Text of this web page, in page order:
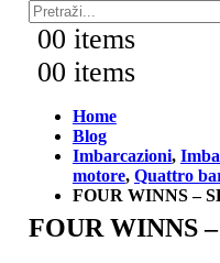
00 items
00 items
Home
Blog
Imbarcazioni,
motore, Quattro
FOUR WINNS –
FOUR WINNS